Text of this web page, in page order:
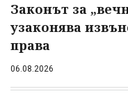
Законът за
узаконява
права
06.08.2026